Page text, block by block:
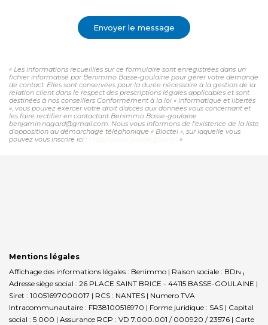
Envoyer le message
« Les informations recueillies sur ce formulaire sont enregistrées dans un
fichier informatisé par Benimmo Basse-goulaine pour gérer votre demande
de contact. Elles sont conservées pour la durée nécessaire à la gestion de la
relation client dans le respect des prescriptions légales applicables et sont
destinées à nos conseillers Conformément à la loi « informatique et libertés
», vous pouvez exercer votre droit d'accès aux données vous concernant et
les faire rectifier en contactant Benimmo Basse-goulaine
benjamin.nagard@gmail.com. Nous vous informons de l'existence de la liste
d'opposition au démarchage téléphonique « Bloctel », sur laquelle vous
pouvez vous inscrire ici :
»
Mentions légales
Affichage des informations légales : Benimmo | Raison sociale : BDN |
Adresse siège social : 26 PLACE SAINT BRICE - 44115 BASSE-GOULAINE |
Siret : 10051697000017 | RCS : NANTES | Numero TVA
Intracommunautaire : FR38100516970 | Forme juridique : SAS | Capital
social : 5 000 | Assurance RCP : VD 7.000.001 / 000920 / 23576 | Carte